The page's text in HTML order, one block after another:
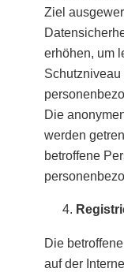
Ziel
erhöhen, um
Schutzniveau
Die
werden
betroffene
Die
auf der